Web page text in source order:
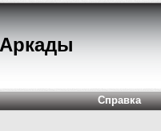
Справка